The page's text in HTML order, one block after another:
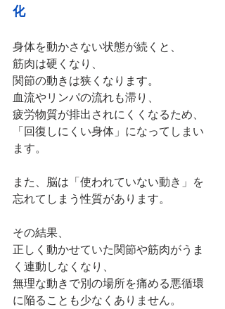
化
身体を動かさない状態が続くと、
筋肉は硬くなり、
関節の動きは狭くなります。
血流やリンパの流れも滞り、
疲労物質が排出されにくくなるため、
「回復しにくい身体」になってしまい
ます。
また、脳は「使われていない動き」を
忘れてしまう性質があります。
その結果、
正しく動かせていた関節や筋肉がうま
く連動しなくなり、
無理な動きで別の場所を痛める悪循環
に陥ることも少なくありません。